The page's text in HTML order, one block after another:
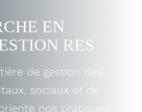
EN
RES
de gestion des
sociaux et de
nos pratiques